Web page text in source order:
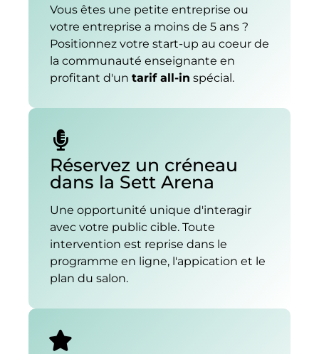
Vous êtes une petite entreprise ou
votre entreprise a moins de 5 ans ?
Positionnez votre start-up au coeur de
la communauté enseignante en
profitant d'un tarif all-in spécial.
Réservez un créneau
dans la Sett Arena
Une opportunité unique d'interagir
avec votre public cible. Toute
intervention est reprise dans le
programme en ligne, l'appication et le
plan du salon.